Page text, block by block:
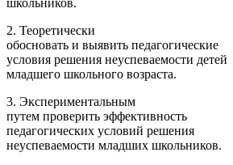
школьников.
2. Теоретически
обосновать и выявить педагогические
условия решения неуспеваемости детей
младшего школьного возраста.
3. Экспериментальным
путем проверить эффективность
педагогических условий решения
неуспеваемости младших школьников.